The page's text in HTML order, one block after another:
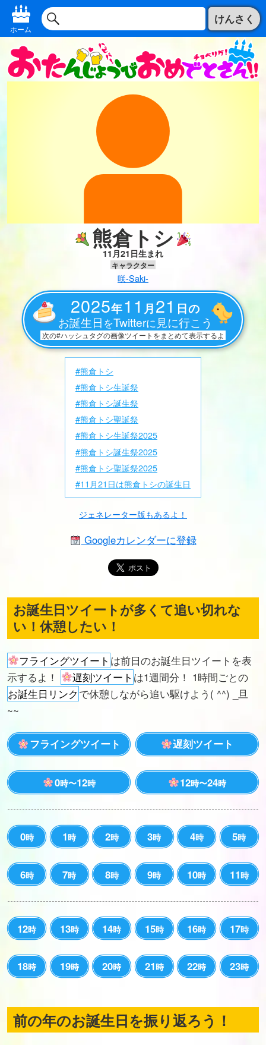
ホーム
けんさく
熊倉トシ
11月21日生まれ
キャラクター
咲-Saki-
2025年11 月21 日の
お誕生日 をTwitterに 見に行こう
次の#ハッシュタグの画像ツイートをまとめて表示するよ
#熊倉トシ
#熊倉トシ生誕祭
#熊倉トシ誕生祭
#熊倉トシ聖誕祭
#熊倉トシ生誕祭2025
#熊倉トシ誕生祭2025
#熊倉トシ聖誕祭2025
#11月21日は熊倉トシの誕生日
ジェネレーター版もあるよ！
Googleカレンダーに登録
お誕生日ツイートが多くて追い切れな
い！休憩したい！
フライングツイート は前日のお誕生日ツイートを表
示するよ！
遅刻ツイート は1週間分！ 1時間ごとの
お誕生日リンク で休憩しながら追い駆けよう( ^^) _旦
~~
フライングツイート 遅刻ツイート
0時〜12時 12時〜24時
0時 1時 2時 3時 4時 5時
6時 7時 8時 9時 10時 11時
12時 13時 14時 15時 16時 17時
18時 19時 20時 21時 22時 23時
前の年のお誕生日を振り返ろう！